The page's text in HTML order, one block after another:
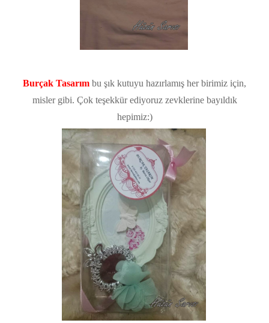
Burçak Tasarım bu şık kutuyu hazırlamış her birimiz için,
misler gibi. Çok teşekkür ediyoruz zevklerine bayıldık
hepimiz:)